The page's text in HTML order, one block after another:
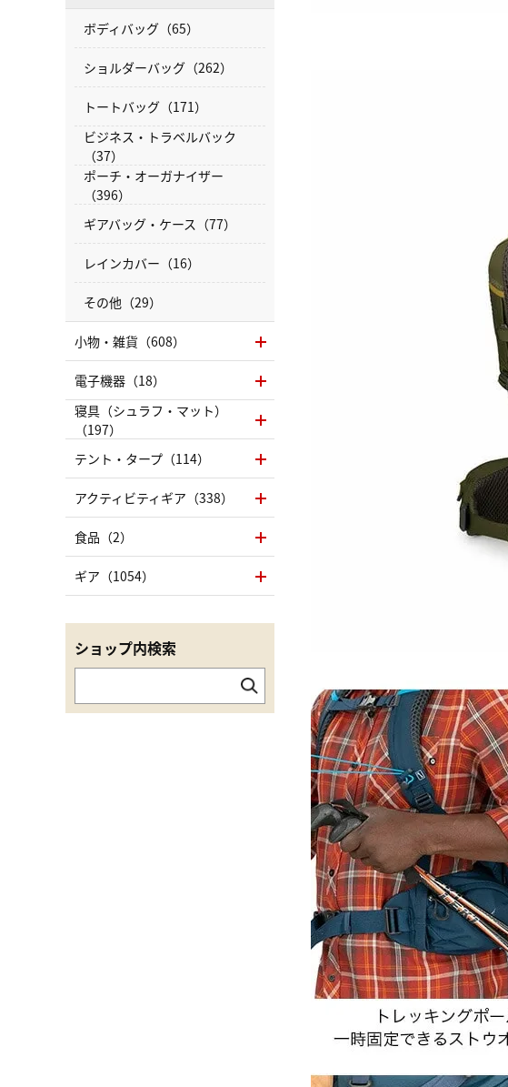
ボディバッグ（65）
ショルダーバッグ（262）
トートバッグ（171）
ビジネス・トラベルバック
（37）
ポーチ・オーガナイザー
（396）
ギアバッグ・ケース（77）
レインカバー（16）
その他（29）
小物・雑貨（608）
電子機器（18）
寝具（シュラフ・マット）
（197）
テント・タープ（114）
アクティビティギア（338）
食品（2）
ギア（1054）
ショップ内検索